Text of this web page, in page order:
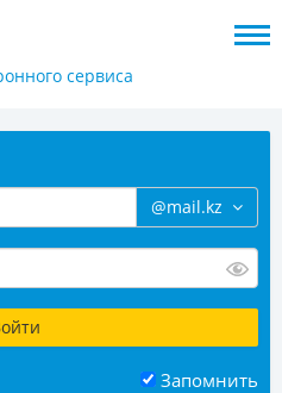
сервиса
@mail.kz
Запомнить